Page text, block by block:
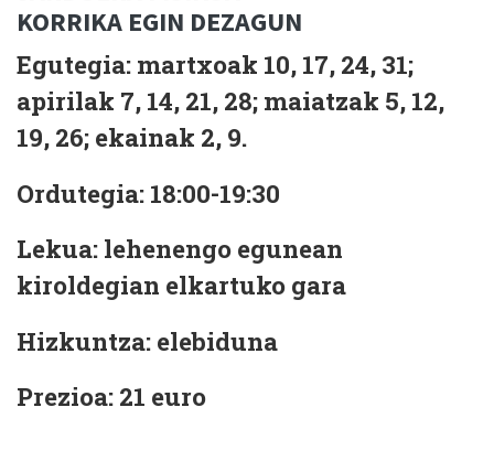
KORRIKA EGIN DEZAGUN
Egutegia: martxoak 10, 17, 24, 31;
apirilak 7, 14, 21, 28; maiatzak 5, 12,
19, 26; ekainak 2, 9.
Ordutegia: 18:00-19:30
Lekua: lehenengo egunean
kiroldegian elkartuko gara
Hizkuntza: elebiduna
Prezioa: 21 euro